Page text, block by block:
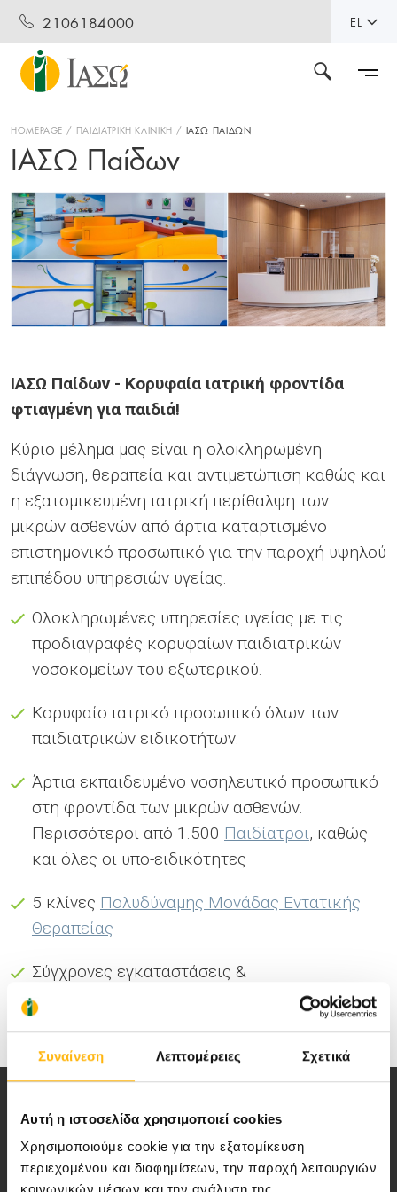
Συναίνεση Λεπτομέρειες Σχετικά
Αυτή η ιστοσελίδα χρησιμοποιεί cookies
Χρησιμοποιούμε cookie για την εξατομίκευση
περιεχομένου και διαφημίσεων, την παροχή λειτουργιών
2106184000 EL
HOMEPAGE ΠΑΙΔΙΑΤΡΙΚΗ ΚΛΙΝΙΚΗ ΙΑΣΩ ΠΑΙΔΩΝ
ΙΑΣΩ Παίδων
ΙΑΣΩ Παίδων - Κορυφαία ιατρική φροντίδα
φτιαγμένη για παιδιά!
Kύριο µέληµα µας είναι η ολοκληρωµένη
διάγνωση, θεραπεία και αντιµετώπιση καθώς και
η εξατοµικευµένη ιατρική περίθαλψη των
µικρών ασθενών από άρτια καταρτισµένο
επιστηµονικό προσωπικό για την παροχή υψηλού
επιπέδου υπηρεσιών υγείας.
Ολοκληρωμένες υπηρεσίες υγείας με τις
προδιαγραφές κορυφαίων παιδιατρικών
νοσοκομείων του εξωτερικού.
Κορυφαίο ιατρικό προσωπικό όλων των
παιδιατρικών ειδικοτήτων.
Άρτια εκπαιδευμένο νοσηλευτικό προσωπικό
στη φροντίδα των μικρών ασθενών.
Περισσότεροι από 1.500 Παιδίατροι, καθώς
και όλες οι υπο-ειδικότητες
5 κλίνες Πολυδύναμης Μονάδας Εντατικής
Θεραπείας
Σύγχρονες εγκαταστάσεις &
Ιατροτεχνολογικός Εξοπλισμός αιχμής